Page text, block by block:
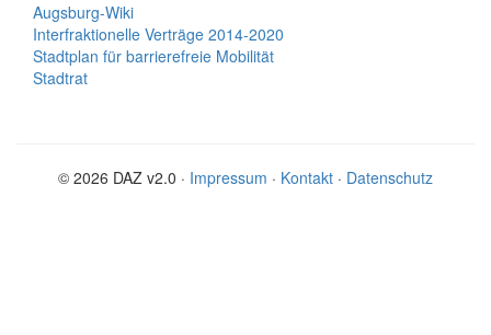
Augsburg-Wiki
Interfraktionelle Verträge 2014-2020
Stadtplan für barrierefreie Mobilität
Stadtrat
© 2026 DAZ v2.0 · Impressum · Kontakt · Datenschutz